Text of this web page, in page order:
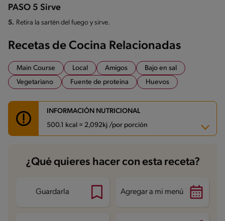
PASO 5 Sirve
5. Retira la sartén del fuego y sirve.
Recetas de Cocina Relacionadas
Main Course Local Amigos
Bajo en sal
Vegetariano
Fuente de proteina Huevos
INFORMACIÓN NUTRICIONAL
500.1 kcal = 2,092kj /por porción
Carbohidratos 65.2 g
Energía 500.1 kcal
Proteína
Grasas saturadas 7.8 g
¿Qué quieres hacer con esta receta?
Guardarla Agregar a mi menú